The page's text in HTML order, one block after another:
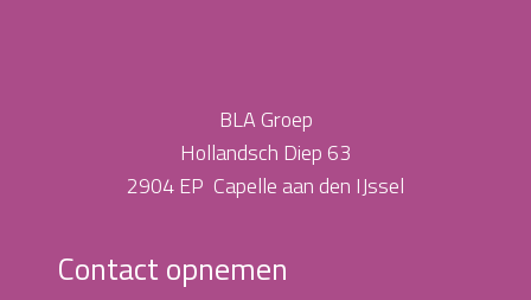
BLA Groep
Hollandsch Diep 63
2904 EP Capelle aan den IJssel
Contact opnemen